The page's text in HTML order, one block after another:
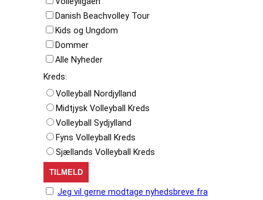
Danish Beachvolley Tour
Kids og Ungdom
Dommer
Alle Nyheder
Kreds:
Volleyball Nordjylland
Midtjysk Volleyball Kreds
Volleyball Sydjylland
Fyns Volleyball Kreds
Sjællands Volleyball Kreds
Jeg vil gerne modtage nyhedsbreve fra